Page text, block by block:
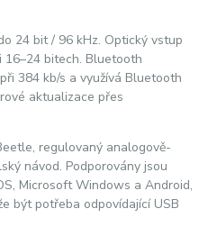
24 bit / 96 kHz. Optický vstup
16–24 bitech. Bluetooth
384 kb/s a využívá Bluetooth
aktualizace přes
regulovaný analogově-
návod. Podporovány jsou
Microsoft Windows a Android,
být potřeba odpovídající USB